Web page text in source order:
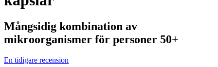
Mångsidig kombination av
mikroorganismer för personer 50+
En tidigare recension